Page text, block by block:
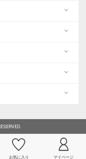
お気に入り マイページ